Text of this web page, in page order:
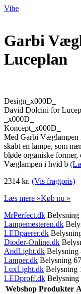
Vibe
Garbi
Luceplan
Design_x000D_
David Dolcini for
_x000D_
Koncept_x000D_
Med Garbi
skabt en lampe, som
bløde organiske former,
Væglampen i hvid b
2314 kr. (Vis fragtpris)
Læs mere »Køb nu »
MrPerfect.dk Belysning
Lampemesteren.dk
LEDpaerer.dk
Dioder-Online.dk
AndLight.dk Belysning
Lamper.dk Belysning
LuxLight.dk Belysning
LEDproff.dk Belysning
Webshop Produkter